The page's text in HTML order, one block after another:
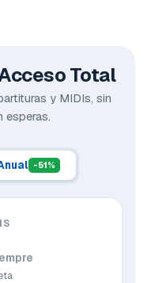
Total
y MIDIs, sin
esperas.
-51%